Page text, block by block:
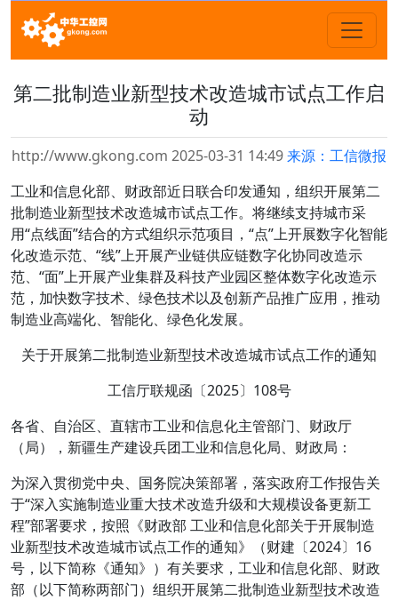
第二批制造业新型技术改造城市试点工作启
动
http://www.gkong.com 2025-03-31 14:49来源：工信微报
工业和信息化部、财政部近日联合印发通知，组织开展第二
批制造业新型技术改造城市试点工作。将继续支持城市采
用“点线面”结合的方式组织示范项目，“点”上开展数字化智能
化改造示范、“线”上开展产业链供应链数字化协同改造示
范、“面”上开展产业集群及科技产业园区整体数字化改造示
范，加快数字技术、绿色技术以及创新产品推广应用，推动
制造业高端化、智能化、绿色化发展。
关于开展第二批制造业新型技术改造城市试点工作的通知
工信厅联规函〔2025〕108号
各省、自治区、直辖市工业和信息化主管部门、财政厅
（局），新疆生产建设兵团工业和信息化局、财政局：
为深入贯彻党中央、国务院决策部署，落实政府工作报告关
于“深入实施制造业重大技术改造升级和大规模设备更新工
程”部署要求，按照《财政部 工业和信息化部关于开展制造
业新型技术改造城市试点工作的通知》（财建〔2024〕16
号，以下简称《通知》）有关要求，工业和信息化部、财政
部（以下简称两部门）组织开展第二批制造业新型技术改造